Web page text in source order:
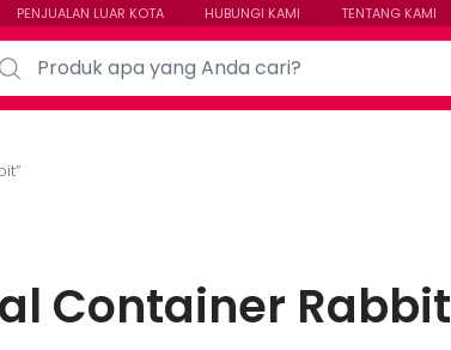
PENJUALAN LUAR KOTA HUBUNGI KAMI TENTANG KAMI
for:
Container Rabbit